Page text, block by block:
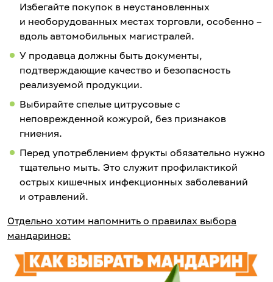
Избегайте покупок в неустановленных
и необорудованных местах торговли, особенно –
вдоль автомобильных магистралей.
У продавца должны быть документы,
подтверждающие качество и безопасность
реализуемой продукции.
Выбирайте спелые цитрусовые с
неповрежденной кожурой, без признаков
гниения.
Перед употреблением фрукты обязательно нужно
тщательно мыть. Это служит профилактикой
острых кишечных инфекционных заболеваний
и отравлений.
Отдельно хотим напомнить о правилах выбора
мандаринов: